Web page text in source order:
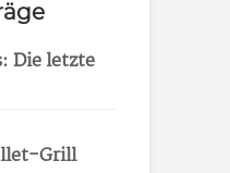
Die letzte
Grill